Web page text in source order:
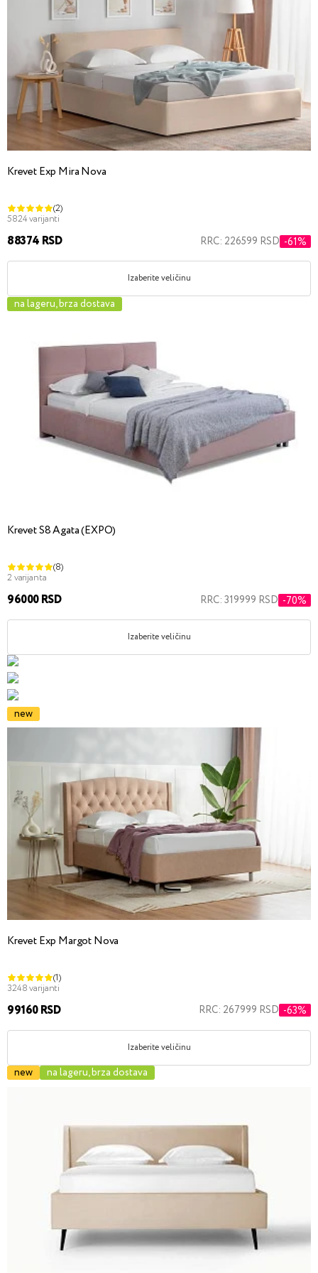
Krevet Exp Mira Nova
(2)
5824 varijanti
88374 RSD RRC: 226599 RSD -61%
Izaberite veličinu
na lageru, brza dostava
Krevet S8 Agata (EXPO)
(8)
2 varijanta
96000 RSD RRC: 319999 RSD -70%
Izaberite veličinu
new
Krevet Exp Margot Nova
(1)
3248 varijanti
99160 RSD RRC: 267999 RSD -63%
Izaberite veličinu
new na lageru, brza dostava